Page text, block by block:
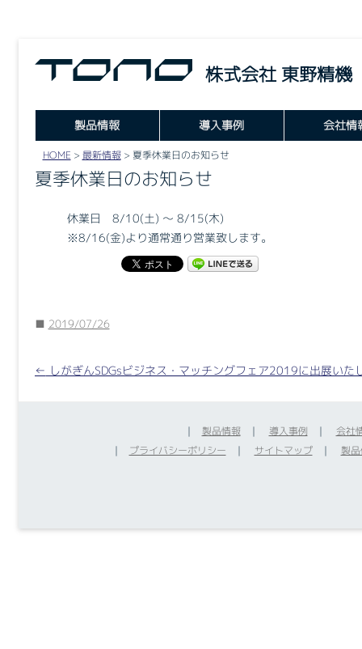
株式会社 東野精機
製品情報
UNI FRAME
UNI FENCE
PANEL
導入事例 会社情
HOME > 最新情報> 夏季休業日のお知らせ
夏季休業日のお知らせ
休業日 8/10(土) ～ 8/15(木)
※8/16(金)より通常通り営業致します。
■ 2019/07/26
Post
← しがぎんSDGsビジネス・マッチングフェア2019に出展いた
｜ 製品情報 ｜ 導入事例 ｜
会社
｜
プライバシーポリシー ｜ サイトマップ ｜ 製